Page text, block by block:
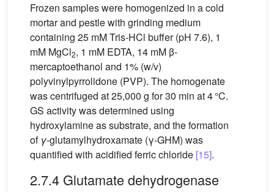
Frozen samples were homogenized in a cold
mortar and pestle with grinding medium
containing 25 mM Tris-HCl buffer (pH 7.6), 1
mM MgCl2, 1 mM EDTA, 14 mM β-
mercaptoethanol and 1% (w/v)
polyvinylpyrrolidone (PVP). The homogenate
was centrifuged at 25,000 g for 30 min at 4 °C.
GS activity was determined using
hydroxylamine as substrate, and the formation
of γ-glutamylhydroxamate (γ-GHM) was
quantified with acidified ferric chloride [15].
2.7.4 Glutamate dehydrogenase